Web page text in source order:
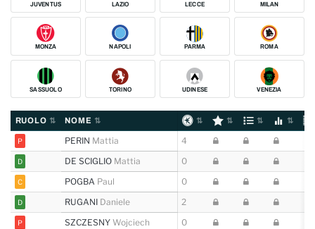
JUVENTUS LAZIO LECCE MILAN
MONZA NAPOLI PARMA ROMA
SASSUOLO TORINO UDINESE VENEZIA
RUOLO NOME
P PERIN Mattia 4
D DE SCIGLIO Mattia 0
C POGBA Paul 0
D RUGANI Daniele 2
P SZCZESNYWojciech 0